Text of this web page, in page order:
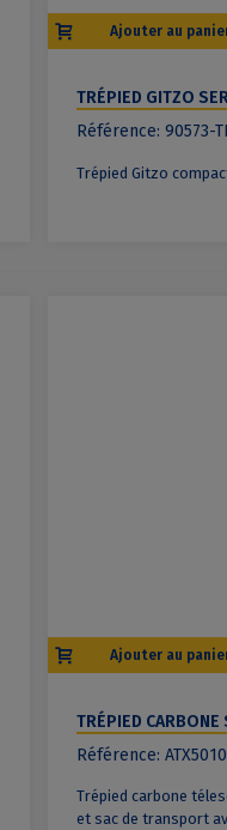
Ajouter au
TRÉPIED GITZO
Référence: 90573-
Trépied Gitzo
Ajouter au
TRÉPIED CARBONE
Référence: ATX5010
Trépied carbone
et sac de transport